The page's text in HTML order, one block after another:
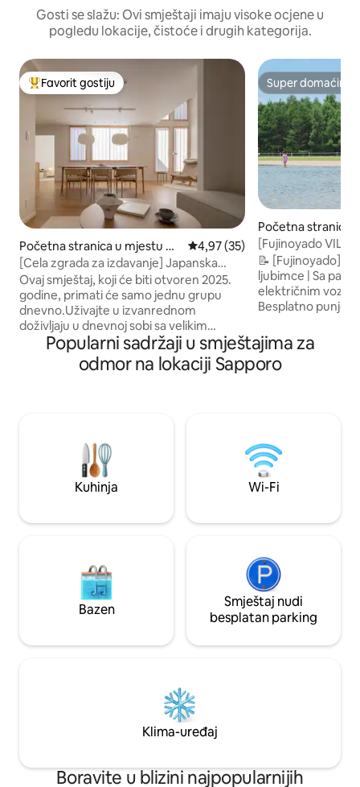
Gosti se slažu: Ovi smještaji imaju visoke ocjene u
pogledu lokacije, čistoće i drugih kategorija.
Glavni favorit gostiju
Favorit gostiju
Početna stranica u mjestu Ot
aru
prosječna ocjena 4,97 od 5,
4,97 (35)
[Cela zgrada za izdavanje] Japanska
moderna kuća sa saunom i tatamijem |
Maksimalno 12 osoba · 192 m2 | 5 minuta
od stanice | Poseban boravak u Otaru
Ovaj smještaj, koji će biti otvoren 2025.
godine, primati će samo jednu grupu
dnevno.Uživajte u izvanrednom
doživljaju u dnevnoj sobi sa velikim
kliznim prozorom i saunom. Osmislili smo
ovu vilu kako biste mogli u potpunosti da
uživate u snijegu i prirodi Hokaida i gradu
stanicu od stanice Otaru. Kiloski (35
minuta), Niseko (60 minuta) i Rusucu (60
minuta) su takođe u blizini, što ga čini
idealnim za skijanje i snoubord.Uživajte u
sauni sa svjetlosnim efektima u
Simmons) pružaju udoban san. Dva
kupatila sa kadom/toaletom i dva WC-a,
četiri spavaće sobe, dvije kuhinje sa
trpezarijom, dva kupatila, soba u
boravak savršeni su za grupe i porodična
inostranstva koji nije samo funkcionalan,
udaljen 3 minuta hoda.To je gostionica u
kojoj možete da boravite kao da tamo
kuhinjskim priborom. Ovdje uživajte u
Super domaćin
Super domaćin
Početna stranica
oro
[Fujinoyado
pored parka
nova zgrada u
sa svojim psom
📝 [Fujinoyado]
ljubimce | Sa
električnim
Besplatno
porodice i grupe
jedinstven za
je besplatan
bazu za svoj
[Fujinoyado]
novu kuću u
Saporo.To je
idealan je za
kuća ・ Cijela
dozvoljeni ・
3LDK Spavaća
osobu Spavaća
jednu osobu •
na sprat Prostrani
Preporučeno za
Porodično
Popularni sadržaji u smještajima za
odmor na lokaciji Sapporo
Kuhinja Wi-Fi
Bazen
Smještaj nudi
besplatan parking
Klima-uređaj
Boravite u blizini najpopularnijih